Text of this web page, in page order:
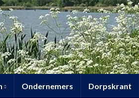
Ondernemers Dorpskrant